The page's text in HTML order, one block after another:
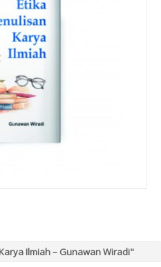
Ilmiah – Gunawan Wiradi"